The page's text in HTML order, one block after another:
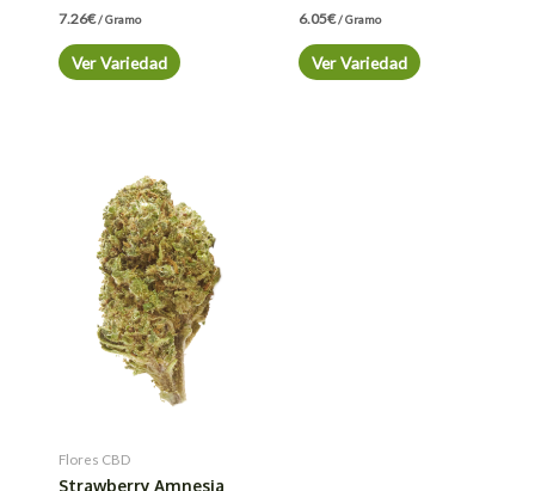
7.26€/ Gramo
Ver Variedad
6.05€/ Gramo
Ver Variedad
Flores CBD
Strawberry Amnesia